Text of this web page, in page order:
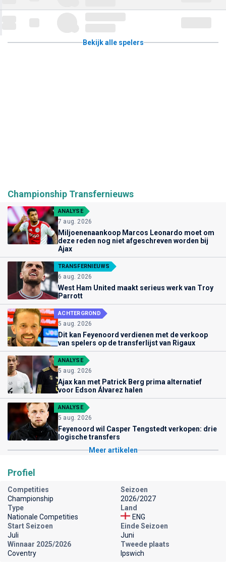
Bekijk alle spelers
Championship Transfernieuws
ANALYSE
7 aug. 2026
Miljoenenaankoop Marcos Leonardo moet om
deze reden nog niet afgeschreven worden bij
Ajax
TRANSFERNIEUWS
6 aug. 2026
West Ham United maakt serieus werk van Troy
Parrott
ACHTERGROND
5 aug. 2026
Dit kan Feyenoord verdienen met de verkoop
van spelers op de transferlijst van Rigaux
ANALYSE
5 aug. 2026
Ajax kan met Patrick Berg prima alternatief
voor Edson Álvarez halen
ANALYSE
5 aug. 2026
Feyenoord wil Casper Tengstedt verkopen: drie
logische transfers
Meer artikelen
Profiel
Competities
Championship
Seizoen
2026/2027
Type
Nationale Competities
Land
ENG
Start Seizoen
Juli
Einde Seizoen
Juni
Winnaar 2025/2026
Coventry
Tweede plaats
Ipswich